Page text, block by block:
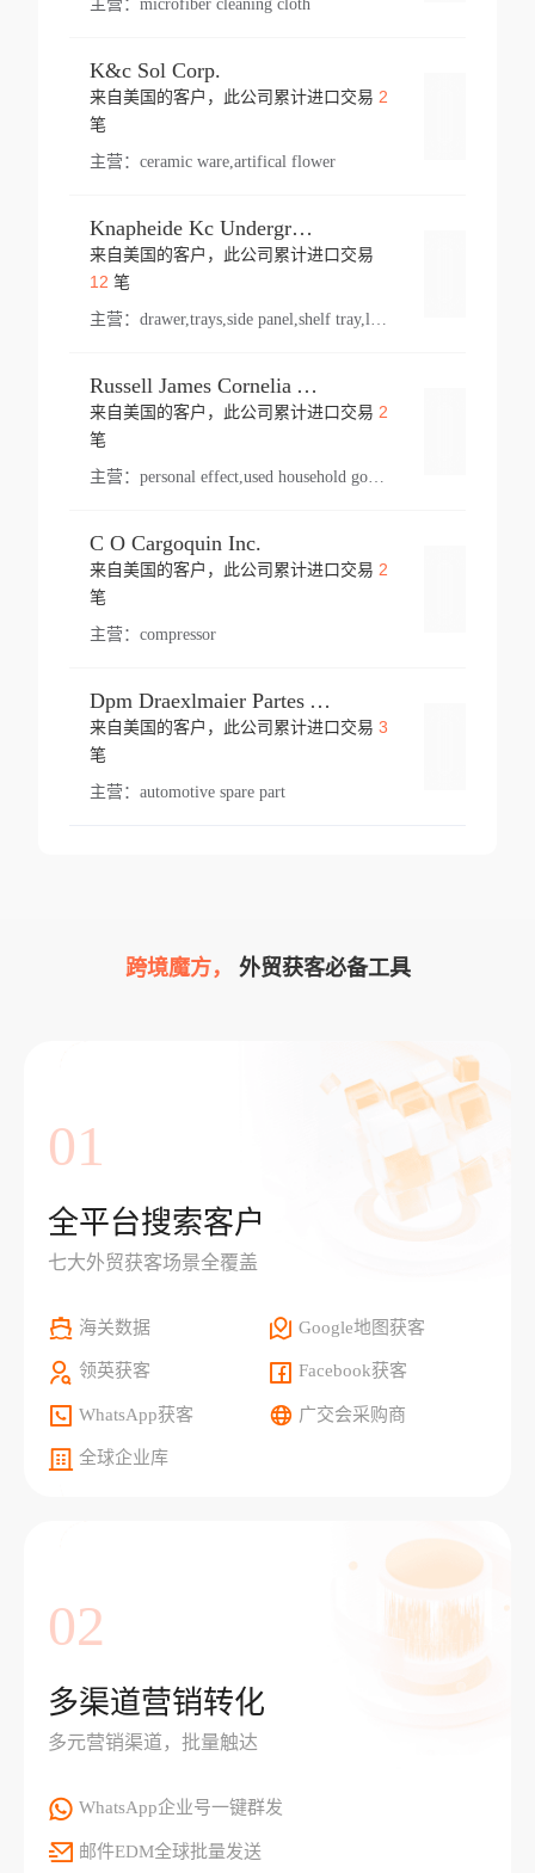
主营： microfiber cleaning cloth
K&c Sol Corp.
来自美国的客户，此公司累计进口交易 2
笔
主营： ceramic ware,artifical flower
Knapheide Kc Underground
来自美国的客户，此公司累计进口交易
12 笔
主营：
Russell James Cornelia Arlington Va
来自美国的客户，此公司累计进口交易 2
笔
主营： personal effect,used household goods
C O Cargoquin Inc.
来自美国的客户，此公司累计进口交易 2
笔
主营： compressor
Dpm Draexlmaier Partes Automotrices Corr Ind Huejotzingo
来自美国的客户，此公司累计进口交易 3
笔
主营： automotive spare part
跨境魔方， 外贸获客必备工具
01
全平台搜索客户
七大外贸获客场景全覆盖
海关数据 Google地图获客
领英获客 Facebook获客
WhatsApp获客 广交会采购商
全球企业库
02
多渠道营销转化
多元营销渠道，批量触达
WhatsApp企业号一键群发
邮件EDM全球批量发送